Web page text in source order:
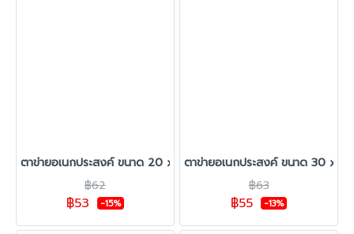
ตาข่ายอเนกประสงค์ ขนาด 20 x 100 ซม.
฿62
฿53 -15%
ตาข่ายอเนกประสงค์ ขนาด 30 x
฿63
฿55 -13%